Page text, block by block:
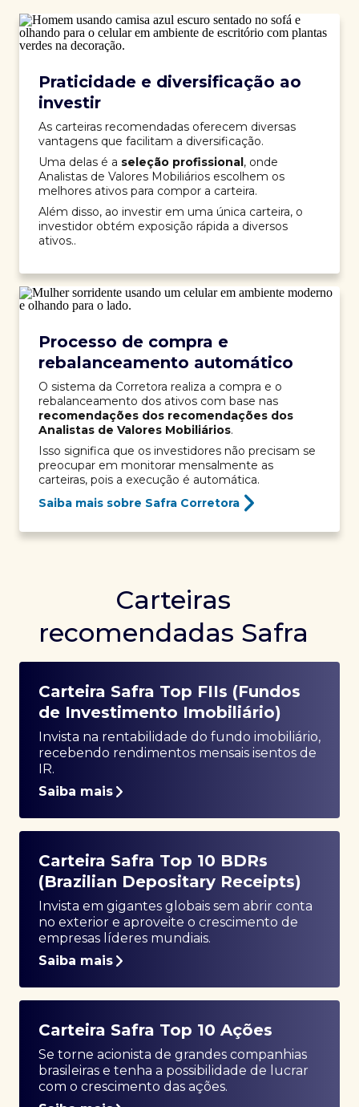
Praticidade e diversificação ao
investir
As carteiras recomendadas oferecem diversas
vantagens que facilitam a diversificação.
Uma delas é a seleção profissional, onde
Analistas de Valores Mobiliários escolhem os
melhores ativos para compor a carteira.
Além disso, ao investir em uma única carteira, o
investidor obtém exposição rápida a diversos
ativos..
Processo de compra e
rebalanceamento automático
O sistema da Corretora realiza a compra e o
rebalanceamento dos ativos com base nas
recomendações dos recomendações dos
Analistas de Valores Mobiliários.
Isso significa que os investidores não precisam se
preocupar em monitorar mensalmente as
carteiras, pois a execução é automática.
Saiba mais sobre Safra Corretora
Carteiras
recomendadas Safra
Carteira Safra Top FIIs (Fundos
de Investimento Imobiliário)
Invista na rentabilidade do fundo imobiliário,
recebendo rendimentos mensais isentos de
IR.
Saiba mais
Carteira Safra Top 10 BDRs
(Brazilian Depositary Receipts)
Invista em gigantes globais sem abrir conta
no exterior e aproveite o crescimento de
empresas líderes mundiais.
Saiba mais
Carteira Safra Top 10 Ações
Se torne acionista de grandes companhias
brasileiras e tenha a possibilidade de lucrar
com o crescimento das ações.